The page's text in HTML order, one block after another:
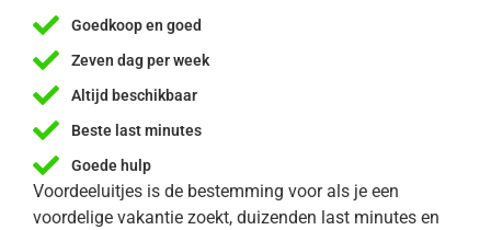
Goedkoop en goed
Zeven dag per week
Altijd beschikbaar
Beste last minutes
Goede hulp
Voordeeluitjes is de bestemming voor als je een
voordelige vakantie zoekt, duizenden last minutes en